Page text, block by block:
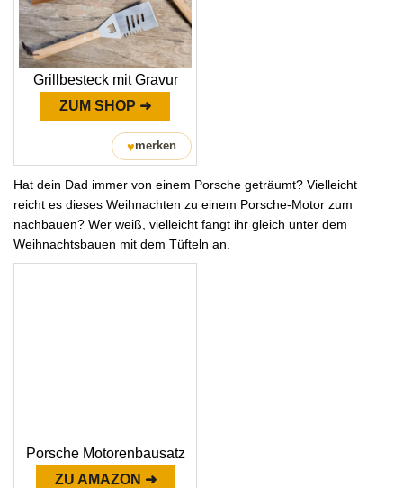
Grillbesteck mit Gravur
ZUM SHOP ➜
♥merken
Hat dein Dad immer von einem Porsche geträumt? Vielleicht
reicht es dieses Weihnachten zu einem Porsche-Motor zum
nachbauen? Wer weiß, vielleicht fangt ihr gleich unter dem
Weihnachtsbauen mit dem Tüfteln an.
Porsche Motorenbausatz
ZU AMAZON ➜